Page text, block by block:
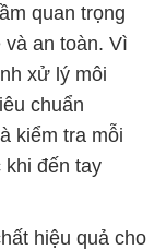
quan trọng
an toàn. Vì
xử lý môi
chuẩn
kiểm tra mỗi
đến tay
hiệu quả cho